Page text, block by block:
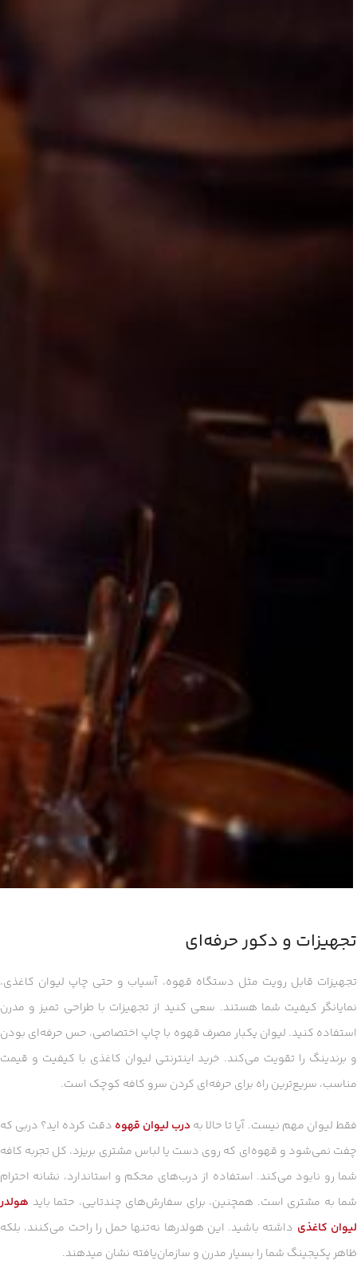
تجهیزات و دکور حرفه‌ای
تجهیزات قابل رویت مثل دستگاه قهوه، آسیاب و حتی چاپ لیوان کاغذی،
نمایانگر کیفیت شما هستند. سعی کنید از تجهیزات با طراحی تمیز و مدرن
استفاده کنید. لیوان یکبار مصرف قهوه با چاپ اختصاصی، حس حرفه‌ای بودن
و برندینگ را تقویت می‌کند. خرید اینترنتی لیوان کاغذی با کیفیت و قیمت
مناسب، سریع‌ترین راه برای حرفه‌ای کردن سرو کافه کوچک است.
فقط لیوان مهم نیست. آیا تا حالا بهدرب لیوان قهوه دقت کرده اید؟ دربی که
چفت نمی‌شود و قهوه‌ای که روی دست یا لباس مشتری بریزد، کل تجربه کافه
شما رو نابود می‌کند. استفاده از درب‌های محکم و استاندارد، نشانه احترام
شما به مشتری است. همچنین، برای سفارش‌های چندتایی، حتما باید هولدر
لیوان کاغذی داشته باشید. این هولدرها نه‌تنها حمل را راحت می‌کنند، بلکه
ظاهر پکیجینگ شما را بسیار مدرن و سازمان‌یافته نشان میدهند.